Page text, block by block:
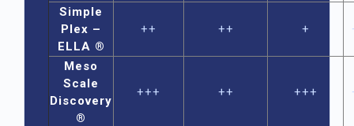
Simple
Plex –
ELLA ®
++ ++ +
Meso
Scale
Discovery
®
+++ ++ +++